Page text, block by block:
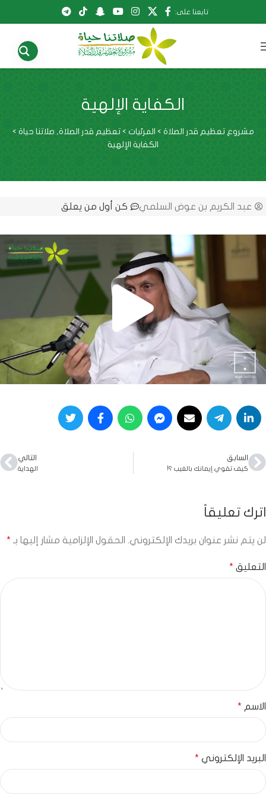
تابعنا على:
الكفاية الإلهية
مشروع تعظيم قدر الصلاة > المرئيات >تعظيم قدر الصلاة, صلاتنا حياة >
الكفاية الإلهية
عبد الكريم بن عوض السلمي كن أول من يعلق
السابق
كيف تقوي إيمانك بالغيب ؟!
التالي
الهداية
اترك تعليقاً
لن يتم نشر عنوان بريدك الإلكتروني. الحقول الإلزامية مشار إليها بـ *
التعليق *
الاسم *
البريد الإلكتروني *